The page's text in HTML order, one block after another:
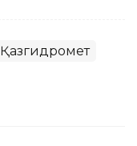
Қазгидромет